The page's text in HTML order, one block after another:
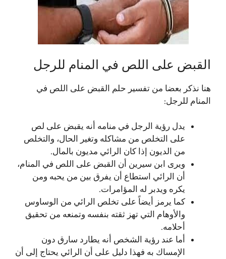
القبض على اللص في المنام للرجل
هنا نذكر بعضا من تفسير حلم القبض على اللص في
المنام للرجل:
يدل رؤية الرجل في منامه أنه يقبض على لص
على التخلص من مشاكله وتغير الحال، والتخلص
من الديون إذا كان الرائي مديون بالمال.
ويرى ابن سيرين أن القبض على اللص في المنام،
أن الرائي استطاع أن يفرق بين من يحبه ومن
يكره ويدبر له المؤامرات.
كما يرمز أيضاً على تخلص الرائي من الوساوس
والأوهام التي تهز ثقته بنفسه وتمنعه من تحقيق
أحلامه.
أما عند رؤية الشخص أنه يطارد سارق دون
الإمساك به فهذا دليل على أن الرائي يحتاج إلى أن